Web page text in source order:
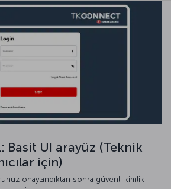
Basit UI arayüz (Teknik
için)
onaylandıktan sonra güvenli kimlik